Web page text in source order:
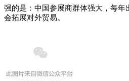
强的是：中国参展商群体强大，每
会拓展对外贸易。